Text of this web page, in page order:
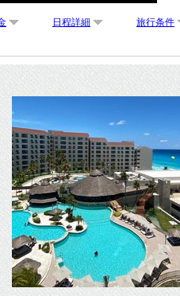
日程詳細 旅行条件